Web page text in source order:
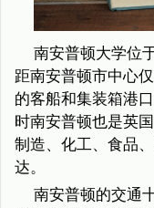
南安普顿大学位
距南安普顿市中心
的客船和集装箱港
时南安普顿也是英
制造、化工、食品
达。
南安普顿的交通